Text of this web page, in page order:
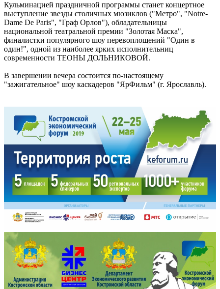
Кульминацией праздничной программы станет концертное
выступление звезды столичных мюзиклов ("Метро", "Notre-
Dame De Paris", "Граф Орлов"), обладательницы
национальной театральной премии "Золотая Маска",
финалистки популярного шоу перевоплощений "Один в
один!", одной из наиболее ярких исполнительниц
современности ТЕОНЫ ДОЛЬНИКОВОЙ.
В завершении вечера состоится по-настоящему
"зажигательное" шоу каскадеров "ЯрФильм" (г. Ярославль).